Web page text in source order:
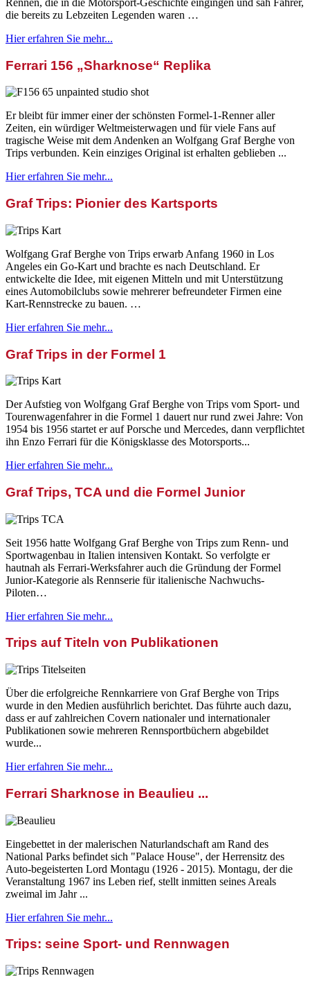
Rennen, die in die Motorsport-Geschichte eingingen und sah Fahrer,
die bereits zu Lebzeiten Legenden waren …
Hier erfahren Sie mehr...
Ferrari 156 „Sharknose“ Replika
Er bleibt für immer einer der schönsten Formel-1-Renner aller
Zeiten, ein würdiger Weltmeisterwagen und für viele Fans auf
tragische Weise mit dem Andenken an Wolfgang Graf Berghe von
Trips verbunden. Kein einziges Original ist erhalten geblieben ...
Hier erfahren Sie mehr...
Graf Trips: Pionier des Kartsports
Wolfgang Graf Berghe von Trips erwarb Anfang 1960 in Los
Angeles ein Go-Kart und brachte es nach Deutschland. Er
entwickelte die Idee, mit eigenen Mitteln und mit Unterstützung
eines Automobilclubs sowie mehrerer befreundeter Firmen eine
Kart-Rennstrecke zu bauen. …
Hier erfahren Sie mehr...
Graf Trips in der Formel 1
Der Aufstieg von Wolfgang Graf Berghe von Trips vom Sport- und
Tourenwagenfahrer in die Formel 1 dauert nur rund zwei Jahre: Von
1954 bis 1956 startet er auf Porsche und Mercedes, dann verpflichtet
ihn Enzo Ferrari für die Königsklasse des Motorsports...
Hier erfahren Sie mehr...
Graf Trips, TCA und die Formel Junior
Seit 1956 hatte Wolfgang Graf Berghe von Trips zum Renn- und
Sportwagenbau in Italien intensiven Kontakt. So verfolgte er
hautnah als Ferrari-Werksfahrer auch die Gründung der Formel
Junior-Kategorie als Rennserie für italienische Nachwuchs-
Piloten…
Hier erfahren Sie mehr...
Trips auf Titeln von Publikationen
Über die erfolgreiche Rennkarriere von Graf Berghe von Trips
wurde in den Medien ausführlich berichtet. Das führte auch dazu,
dass er auf zahlreichen Covern nationaler und internationaler
Publikationen sowie mehreren Rennsportbüchern abgebildet
wurde...
Hier erfahren Sie mehr...
Ferrari Sharknose in Beaulieu ...
Eingebettet in der malerischen Naturlandschaft am Rand des
National Parks befindet sich "Palace House", der Herrensitz des
Auto-begeisterten Lord Montagu (1926 - 2015). Montagu, der die
Veranstaltung 1967 ins Leben rief, stellt inmitten seines Areals
zweimal im Jahr ...
Hier erfahren Sie mehr...
Trips: seine Sport- und Rennwagen